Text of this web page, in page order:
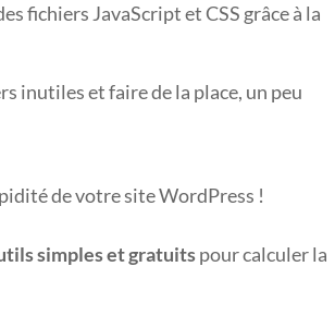
fichiers JavaScript et CSS grâce à la
inutiles et faire de la place, un peu
de votre site WordPress !
simples et gratuitspour calculer la